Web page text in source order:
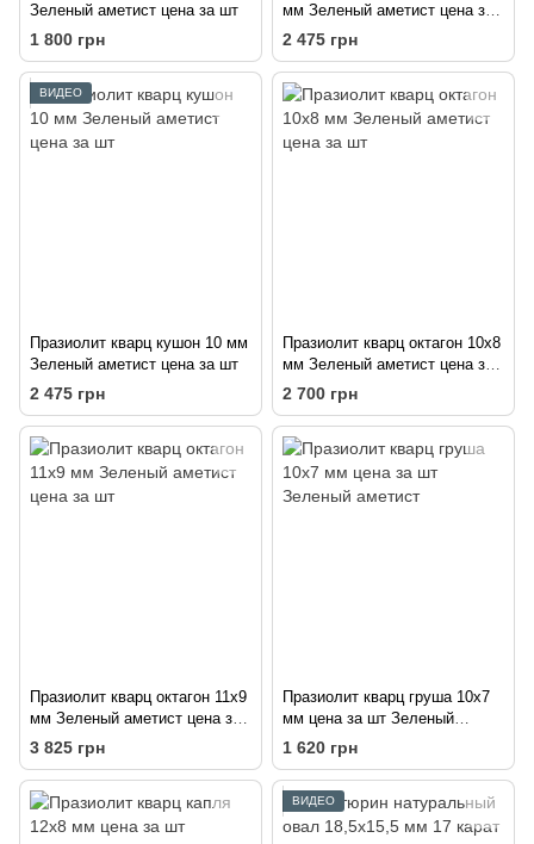
Зеленый аметист цена за шт
1 800 грн
мм Зеленый аметист цена за
шт
2 475 грн
ВИДЕО
Празиолит кварц кушон 10 мм
Зеленый аметист цена за шт
2 475 грн
Празиолит кварц октагон 10х8
мм Зеленый аметист цена за
шт
2 700 грн
Празиолит кварц октагон 11х9
мм Зеленый аметист цена за
шт
3 825 грн
Празиолит кварц груша 10х7
мм цена за шт Зеленый
аметист
1 620 грн
ВИДЕО